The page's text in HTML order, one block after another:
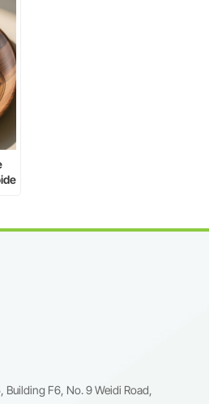
F6, No. 9 Weidi Road,